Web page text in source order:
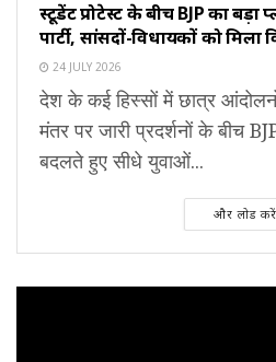
स्टूडेंट प्रोटेस्ट के बीच BJP का
पार्टी, सांसदों-विधायकों को मिला
24 JULY 2026
देश के कई हिस्सों में छात्र
मंतर पर जारी प्रदर्शनों के बीच
बदलते हुए सीधे युवाओं...
और लोड करें